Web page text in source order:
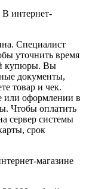
интернет-
Специалист
уточнить время
купюры. Вы
документы,
товар и чек.
или оформлении в
Чтобы оплатить
сервер системы
срок
магазине